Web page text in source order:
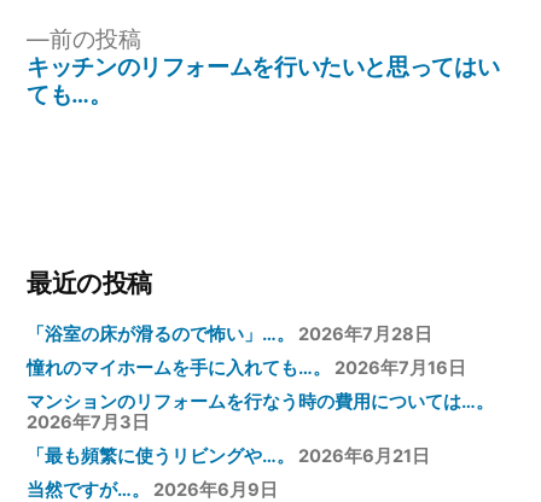
ビ
ゲ
前の投稿
の
キッチンのリフォームを行いたいと思ってはい
ても…。
最近の投稿
「浴室の床が滑るので怖い」…。
2026年7月28日
憧れのマイホームを手に入れても…。
2026年7月16日
マンションのリフォームを行なう時の費用については…。
2026年7月3日
「最も頻繁に使うリビングや…。
2026年6月21日
当然ですが…。
2026年6月9日